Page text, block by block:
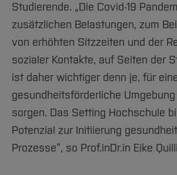
Studierende. „Die Covid-19
zusätzlichen Belastungen, zum
von erhöhten Sitzzeiten und der
sozialer Kontakte, auf Seiten der
ist daher wichtiger denn je, für
gesundheitsförderliche
sorgen. Das Setting Hochschule
Potenzial zur Initiierung
Prozesse“, so Prof.inDr.in Eike